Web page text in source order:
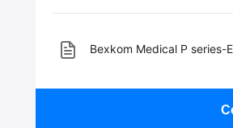
Bexkom Medical P series-